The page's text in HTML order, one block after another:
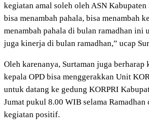
kegiatan amal soleh oleh ASN Kabupaten
bisa menambah pahala, bisa menambah
menambah pahala di bulan ramadhan ini
juga kinerja di bulan ramadhan,” ucap
Oleh karenanya, Surtaman juga berharap
kepala OPD bisa menggerakkan Unit
untuk datang ke gedung KORPRI
Jumat pukul 8.00 WIB selama Ramadhan
kegiatan positif.